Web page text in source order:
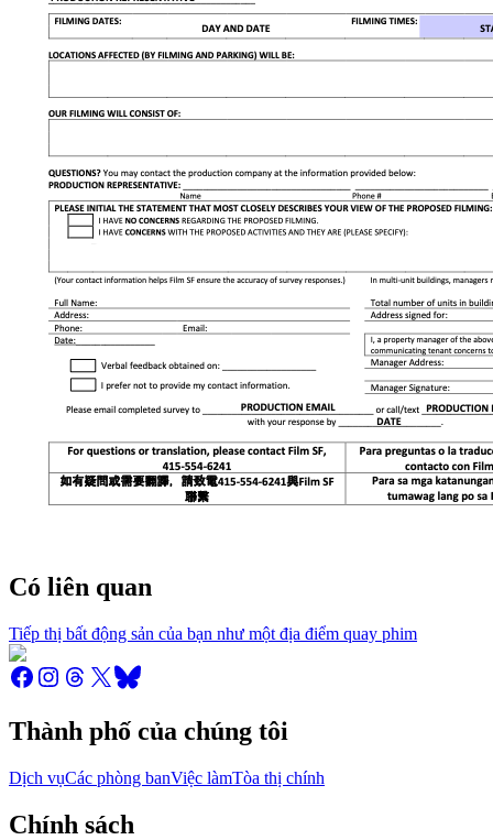
Có liên quan
​​Tiếp thị bất động sản của bạn như một địa điểm quay phim
Thành phố của chúng tôi
Dịch vụCác phòng banViệc làmTòa thị chính
Chính sách